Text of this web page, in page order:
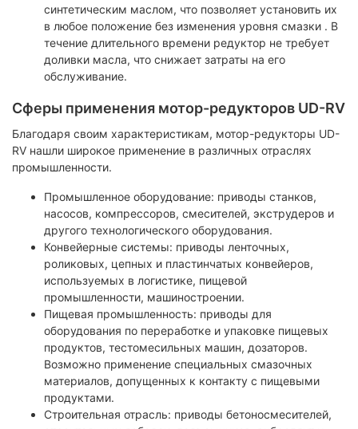
синтетическим маслом, что позволяет установить их
в любое положение без изменения уровня смазки . В
течение длительного времени редуктор не требует
доливки масла, что снижает затраты на его
обслуживание.
Сферы применения мотор-редукторов UD-RV
Благодаря своим характеристикам, мотор-редукторы UD-
RV нашли широкое применение в различных отраслях
промышленности.
Промышленное оборудование: приводы станков,
насосов, компрессоров, смесителей, экструдеров и
другого технологического оборудования.
Конвейерные системы: приводы ленточных,
роликовых, цепных и пластинчатых конвейеров,
используемых в логистике, пищевой
промышленности, машиностроении.
Пищевая промышленность: приводы для
оборудования по переработке и упаковке пищевых
продуктов, тестомесильных машин, дозаторов.
Возможно применение специальных смазочных
материалов, допущенных к контакту с пищевыми
продуктами.
Строительная отрасль: приводы бетоносмесителей,